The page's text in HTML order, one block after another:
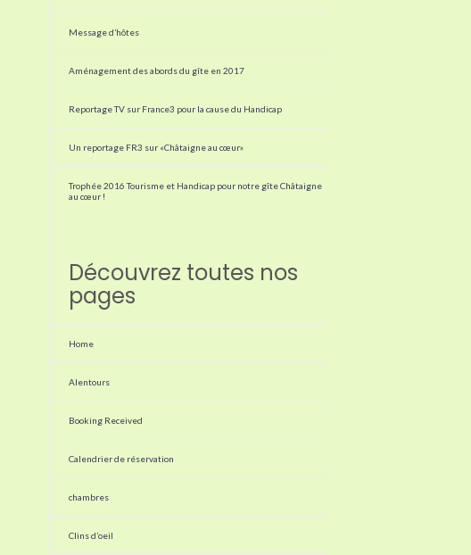
Message d’hôtes
Aménagement des abords du gîte en 2017
Reportage TV sur France3 pour la cause du Handicap
Un reportage FR3 sur «Châtaigne au cœur»
Trophée 2016 Tourisme et Handicap pour notre gîte Châtaigne
au cœur !
Découvrez toutes nos
pages
Home
Alentours
Booking Received
Calendrier de réservation
chambres
Clins d’oeil